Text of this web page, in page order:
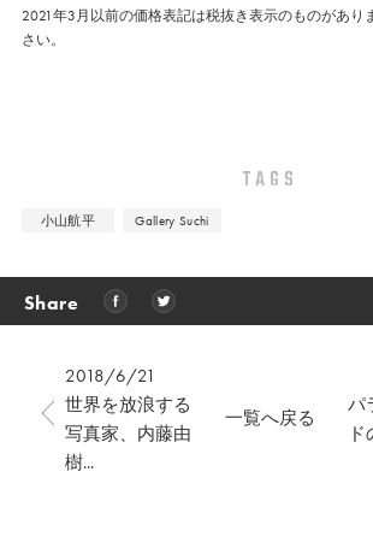
2021年3月以前の価格表記は税抜き表示のものがあり
さい。
TAGS
小山航平 Gallery Suchi
Share
2018/6/21
世界を放浪する
写真家、内藤由
樹...
パ
一覧へ戻る